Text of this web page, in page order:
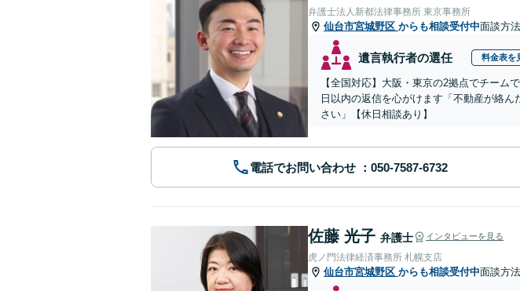
弁護士法人新都法律事務所 東京事務所
仙台市宮城野区 からも相談受付中面談方
遺言執行者の選任 料金表を
【全国対応】大阪・東京の2拠点でチー
日以内の返信を心がけます「不動産が絡
さい」【休日相談あり】
電話でお問い合わせ
佐藤 光子 弁護士 インタビューを見る
虎ノ門法律経済事務所 札幌支店
仙台市宮城野区 からも相談受付中面談方